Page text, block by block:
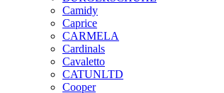
Camidy
Caprice
CARMELA
Cardinals
Cavaletto
CATUNLTD
Cooper